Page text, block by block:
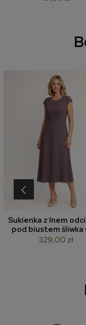
Sukienka z lnem
pod biustem śliwka
329,00 zł
‹